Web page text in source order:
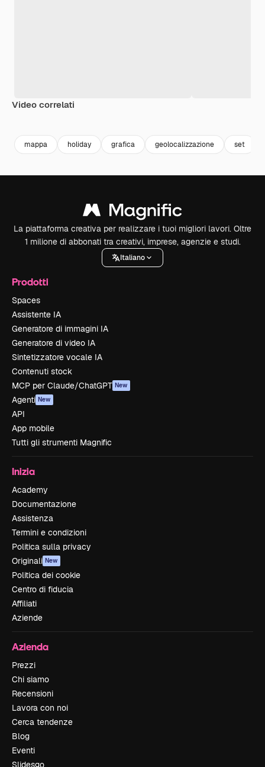
Video correlati
mappa holiday grafica geolocalizzazione set
La piattaforma creativa per realizzare i tuoi migliori lavori. Oltre
1 milione di abbonati tra creativi, imprese, agenzie e studi.
Italiano
Prodotti
Spaces
Assistente IA
Generatore di immagini IA
Generatore di video IA
Sintetizzatore vocale IA
Contenuti stock
MCP per Claude/ChatGPT New
Agenti New
API
App mobile
Tutti gli strumenti Magnific
Inizia
Academy
Documentazione
Assistenza
Termini e condizioni
Politica sulla privacy
Originali New
Politica dei cookie
Centro di fiducia
Affiliati
Aziende
Azienda
Prezzi
Chi siamo
Recensioni
Lavora con noi
Cerca tendenze
Blog
Eventi
Slidesgo